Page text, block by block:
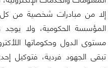
إلا من مبادرات شخصية من
المؤسسة الحكومية، ولا
مستوى الدول وحكوماتها
تبقى الجهود فردية، فتوكيل